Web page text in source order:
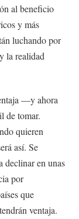
al beneficio
y más
luchando por
la realidad
—y ahora
de tomar.
quieren
así. Se
declinar en unas
por
que
ventaja.